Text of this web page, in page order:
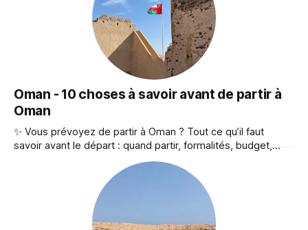
Oman - 10 choses à savoir avant de partir à
Oman
✨ Vous prévoyez de partir à Oman ? Tout ce qu’il faut
savoir avant le départ : quand partir, formalités, budget,
coutumes, gastronomie… Un condensé d’infos pratiques
pour préparer votre voyage. 1 - Quand partir ? Mascate et